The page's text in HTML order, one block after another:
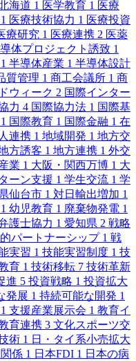
海道 1 医学教育 1 医療
1 医療技術協力 1 医療投資
療研究 1 医療連携 2 医薬
体プロジェクト誘致 1
1 半導体産業 1 半導体設計
質管理 1 商工会議所 1 商
ウィーク 2 国際インター
力 4 国際協力法 1 国際基
1 国際教育 1 国際金融 1 在
連携 1 地域開発 1 地方交
方誘客 1 地方連携 1 外交
業 1 大阪・関西万博 1 大
ーン支援 1 学生交流 1 学
仙台市 1 対日輸出増加 1
1 幼児教育 1 廃棄物発電 1
護士協力 1 愛知県 2 戦略
パートナーシップ 1 戦
実習 1 技能実習制度 1 技
育 1 技術移転 7 技術革新
進 5 投資戦略 1 投資拡大
発展 1 持続可能な開発 1
1 支援産業展示会 1 教育イ
育連携 3 文化スポーツ交
術 1 日・タイ系小売拡大
係 1 日本FDI 1 日本の病